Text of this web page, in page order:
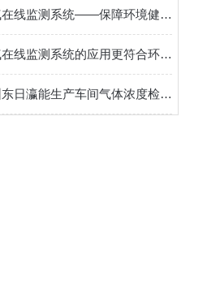
烟气在线监测系统——保障环境健康的重要工具
烟气在线监测系统的应用更符合环保需求
深圳东日瀛能生产车间气体浓度检测仪系统方案